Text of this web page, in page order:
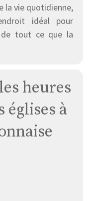
la vie quotidienne,
idéal pour
tout ce que la
heures
églises à